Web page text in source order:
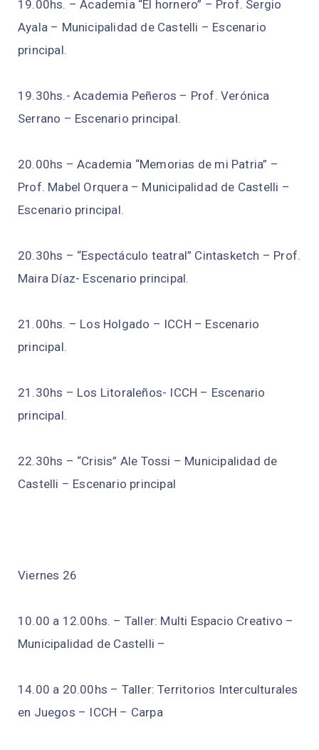
19.00hs. – Academia “El hornero” – Prof. Sergio
Ayala – Municipalidad de Castelli – Escenario
principal.
19.30hs.- Academia Peñeros – Prof. Verónica
Serrano – Escenario principal.
20.00hs – Academia “Memorias de mi Patria” –
Prof. Mabel Orquera – Municipalidad de Castelli –
Escenario principal.
20.30hs – “Espectáculo teatral” Cintasketch – Prof.
Maira Díaz- Escenario principal.
21.00hs. – Los Holgado – ICCH – Escenario
principal.
21.30hs – Los Litoraleños- ICCH – Escenario
principal.
22.30hs – “Crisis” Ale Tossi – Municipalidad de
Castelli – Escenario principal
Viernes 26
10.00 a 12.00hs. – Taller: Multi Espacio Creativo –
Municipalidad de Castelli –
14.00 a 20.00hs – Taller: Territorios Interculturales
en Juegos – ICCH – Carpa